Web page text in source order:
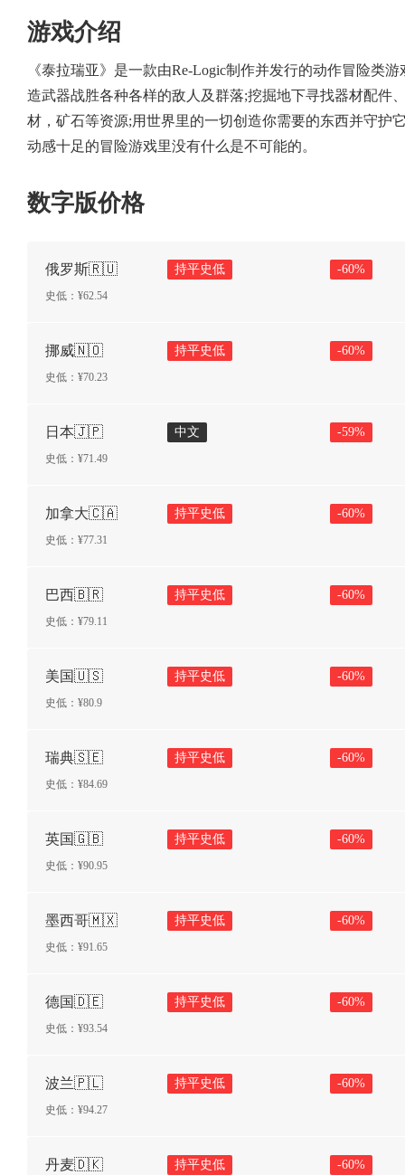
游戏介绍
《泰拉瑞亚》是一款由Re-Logic制作并发行的动作冒险类
造武器战胜各种各样的敌人及群落;挖掘地下寻找器材配件
材，矿石等资源;用世界里的一切创造你需要的东西并守护
动感十足的冒险游戏里没有什么是不可能的。
数字版价格
俄罗斯🇷🇺 持平史低 -60%
史低：¥62.54
挪威🇳🇴 持平史低 -60%
史低：¥70.23
日本🇯🇵 中文 -59%
史低：¥71.49
加拿大🇨🇦 持平史低 -60%
史低：¥77.31
巴西🇧🇷 持平史低 -60%
史低：¥79.11
美国🇺🇸 持平史低 -60%
史低：¥80.9
瑞典🇸🇪 持平史低 -60%
史低：¥84.69
英国🇬🇧 持平史低 -60%
史低：¥90.95
墨西哥🇲🇽 持平史低 -60%
史低：¥91.65
德国🇩🇪 持平史低 -60%
史低：¥93.54
波兰🇵🇱 持平史低 -60%
史低：¥94.27
丹麦🇩🇰 持平史低 -60%